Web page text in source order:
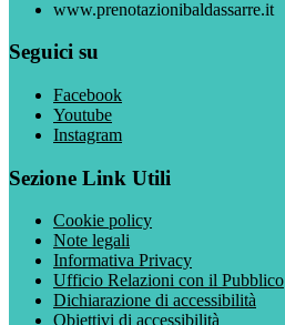
www.prenotazionibaldassarre.it
Seguici su
Facebook
Youtube
Instagram
Sezione Link Utili
Cookie policy
Note legali
Informativa Privacy
Ufficio Relazioni con il Pubblico
Dichiarazione di accessibilità
Obiettivi di accessibilità